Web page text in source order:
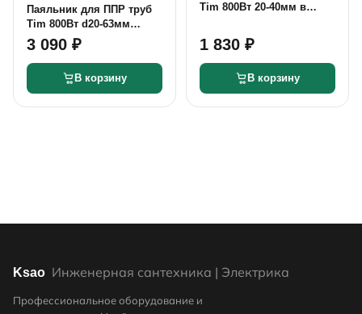
Паяльник для ППР труб
Tim 800Вт d20-63мм
(ящ.+нас.20-63)
3 090 ₽
В корзину
Tim 800Вт 20-40мм в
1 830 ₽
В корзину
Ksao Инженерная сантехника | Электрика
Профессиональное оборудование и